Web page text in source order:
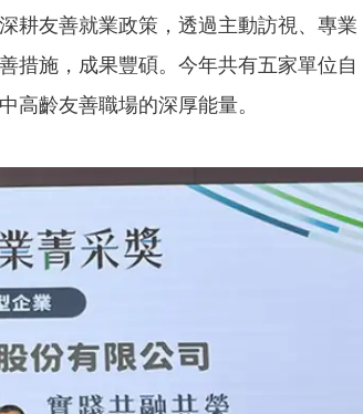
耕友善就業政策，透過主動訪視、專業
措施，成果豐碩。今年共有五家單位自
高齡友善職場的深厚能量。